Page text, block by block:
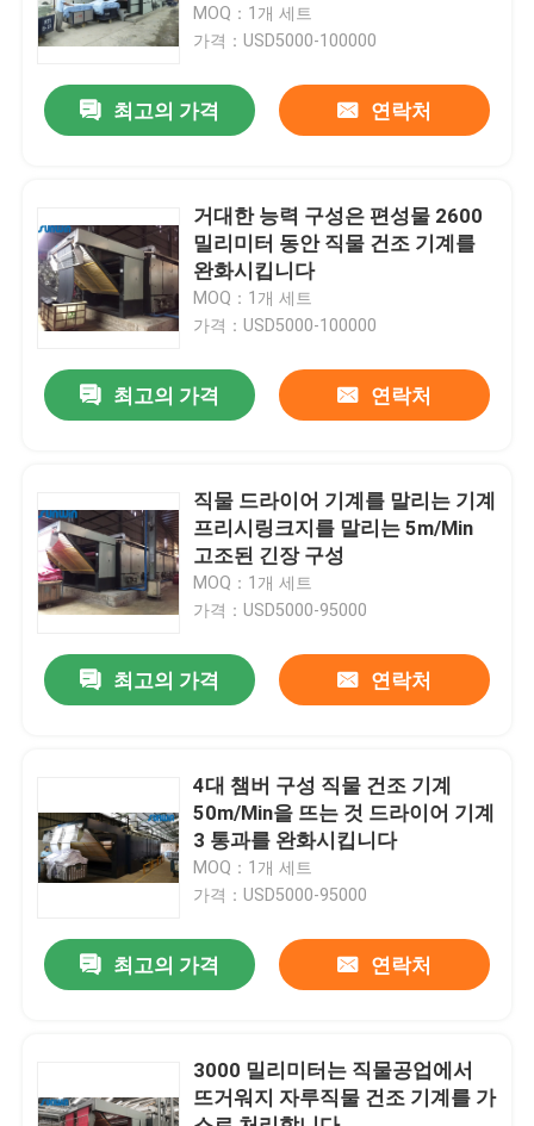
회사 소개
접촉
제품 소개
허풍 너비 내기 기계
구성 너비 내기 기계
직물 건조 기계
직물 완성 가공기
MOQ：1개 세트
가격：USD5000-100000
최고의 가격 연락처
거대한 능력 구성은 편성물 2600
밀리미터 동안 직물 건조 기계를
완화시킵니다
MOQ：1개 세트
가격：USD5000-100000
최고의 가격 연락처
직물 드라이어 기계를 말리는 기계
프리시링크지를 말리는 5m/Min
고조된 긴장 구성
MOQ：1개 세트
가격：USD5000-95000
최고의 가격 연락처
4대 챔버 구성 직물 건조 기계
50m/Min을 뜨는 것 드라이어 기계
3 통과를 완화시킵니다
MOQ：1개 세트
가격：USD5000-95000
최고의 가격 연락처
3000 밀리미터는 직물공업에서
뜨거워지 자루직물 건조 기계를 가